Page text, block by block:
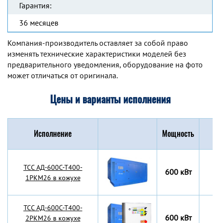
Гарантия:
36 месяцев
Компания-производитель оставляет за собой право
изменять технические характеристики моделей без
предварительного уведомления, оборудование на фото
может отличаться от оригинала.
Цены и варианты исполнения
Исполнение Мощность
TCC АД-600С-Т400-
1РКМ26 в кожухе
600 кВт
TCC АД-600С-Т400-
2РКМ26 в кожухе
600 кВт